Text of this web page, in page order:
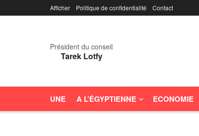
Afficher Politique de confidentialité Contact
Président du conseil
Tarek Lotfy
UNE A L’ÉGYPTIENNE ECONOMIE